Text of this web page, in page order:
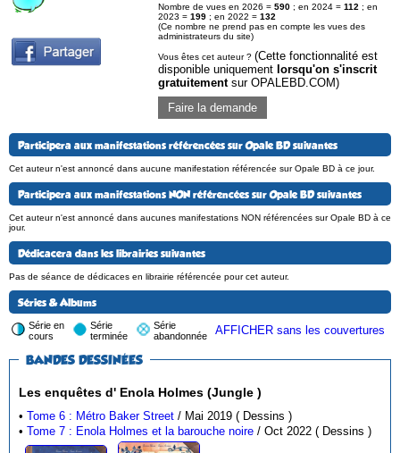
Nombre de vues en 2026 = 590 ; en 2024 = 112 ; en
2023 = 199 ; en 2022 = 132
(Ce nombre ne prend pas en compte les vues des
administrateurs du site)
Vous êtes cet auteur ? (Cette fonctionnalité est
disponible uniquement lorsqu'on s'inscrit
gratuitementsur OPALEBD.COM)
Faire la demande
Participera aux manifestations référencées sur Opale BD suivantes
Cet auteur n'est annoncé dans aucune manifestation référencée sur Opale BD à ce jour.
Participera aux manifestations NON référencées sur Opale BD suivantes
Cet auteur n'est annoncé dans aucunes manifestations NON référencées sur Opale BD à ce
jour.
Dédicacera dans les librairies suivantes
Pas de séance de dédicaces en librairie référencée pour cet auteur.
Séries & Albums
Série en
cours
Série
terminée
Série
abandonnée
AFFICHER sans les couvertures
BANDES DESSINÉES
Les enquêtes d' Enola Holmes (Jungle )
•Tome 6 : Métro Baker Street
/ Mai 2019 ( Dessins )
•Tome 7 : Enola Holmes et la barouche noire / Oct 2022 ( Dessins )